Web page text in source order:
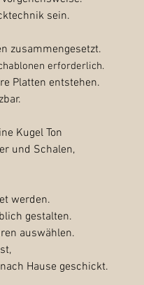
sein.
zusammengesetzt.
erforderlich.
Platten entstehen.
Kugel Ton
und Schalen,
werden.
gestalten.
auswählen.
Hause geschickt.